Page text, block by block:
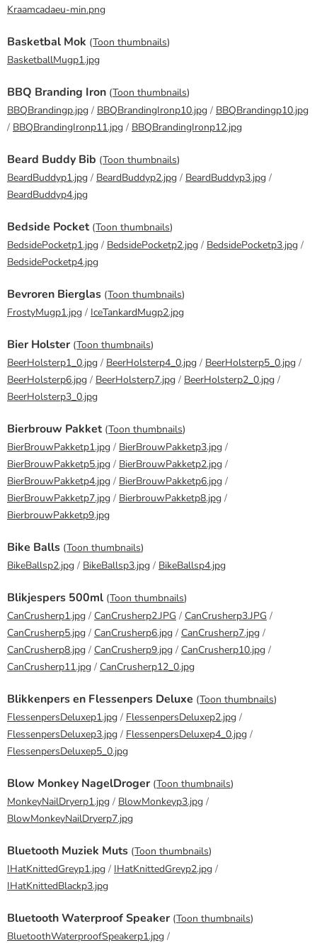
Kraamcadaeu-min.png
Basketbal Mok (Toon thumbnails)
BasketballMugp1.jpg
BBQ Branding Iron (Toon thumbnails)
BBQBrandingp.jpg / BBQBrandingIronp10.jpg / BBQBrandingp10.jpg
/ BBQBrandingIronp11.jpg / BBQBrandingIronp12.jpg
Beard Buddy Bib (Toon thumbnails)
BeardBuddyp1.jpg / BeardBuddyp2.jpg / BeardBuddyp3.jpg /
BeardBuddyp4.jpg
Bedside Pocket (Toon thumbnails)
BedsidePocketp1.jpg / BedsidePocketp2.jpg / BedsidePocketp3.jpg /
BedsidePocketp4.jpg
Bevroren Bierglas (Toon thumbnails)
FrostyMugp1.jpg / IceTankardMugp2.jpg
Bier Holster (Toon thumbnails)
BeerHolsterp1_0.jpg / BeerHolsterp4_0.jpg / BeerHolsterp5_0.jpg /
BeerHolsterp6.jpg / BeerHolsterp7.jpg / BeerHolsterp2_0.jpg /
BeerHolsterp3_0.jpg
Bierbrouw Pakket (Toon thumbnails)
BierBrouwPakketp1.jpg / BierBrouwPakketp3.jpg /
BierBrouwPakketp5.jpg / BierBrouwPakketp2.jpg /
BierBrouwPakketp4.jpg / BierBrouwPakketp6.jpg /
BierBrouwPakketp7.jpg / BierbrouwPakketp8.jpg /
BierbrouwPakketp9.jpg
Bike Balls (Toon thumbnails)
BikeBallsp2.jpg / BikeBallsp3.jpg / BikeBallsp4.jpg
Blikjespers 500ml (Toon thumbnails)
CanCrusherp1.jpg / CanCrusherp2.JPG / CanCrusherp3.JPG /
CanCrusherp5.jpg / CanCrusherp6.jpg / CanCrusherp7.jpg /
CanCrusherp8.jpg / CanCrusherp9.jpg / CanCrusherp10.jpg /
CanCrusherp11.jpg / CanCrusherp12_0.jpg
Blikkenpers en Flessenpers Deluxe (Toon thumbnails)
FlessenpersDeluxep1.jpg / FlessenpersDeluxep2.jpg /
FlessenpersDeluxep3.jpg / FlessenpersDeluxep4_0.jpg /
FlessenpersDeluxep5_0.jpg
Blow Monkey NagelDroger (Toon thumbnails)
MonkeyNailDryerp1.jpg / BlowMonkeyp3.jpg /
BlowMonkeyNailDryerp7.jpg
Bluetooth Muziek Muts (Toon thumbnails)
IHatKnittedGreyp1.jpg / IHatKnittedGreyp2.jpg /
IHatKnittedBlackp3.jpg
Bluetooth Waterproof Speaker (Toon thumbnails)
BluetoothWaterproofSpeakerp1.jpg /